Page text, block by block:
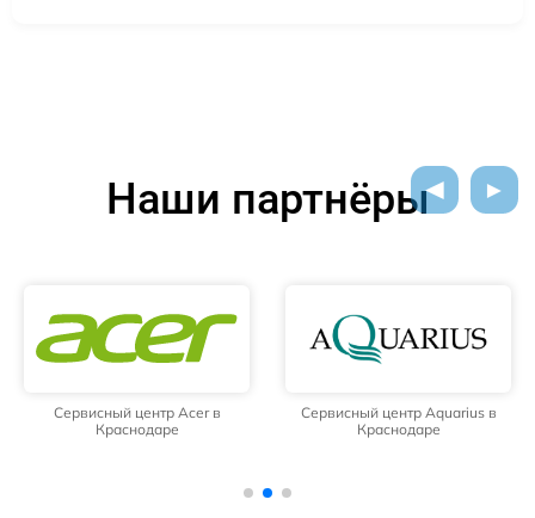
Наши партнёры
Сервисный центр Acer в
Краснодаре
Сервисный центр Aquarius в
Краснодаре